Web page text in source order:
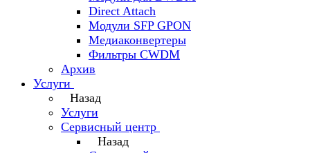
Direct Attach
Модули SFP GPON
Медиаконвертеры
Фильтры CWDM
Архив
Услуги
Назад
Услуги
Сервисный центр
Назад